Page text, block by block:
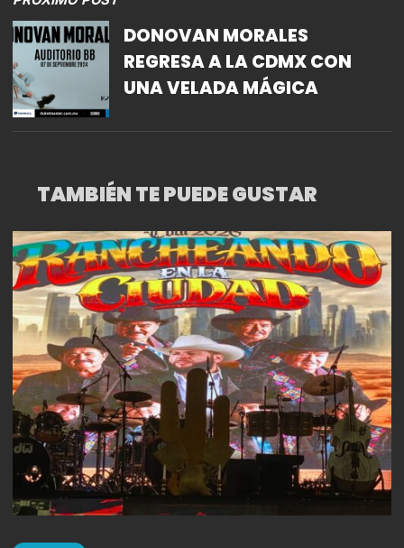
DONOVAN MORALES
REGRESA A LA CDMX CON
UNA VELADA MÁGICA
TAMBIÉN TE PUEDE GUSTAR